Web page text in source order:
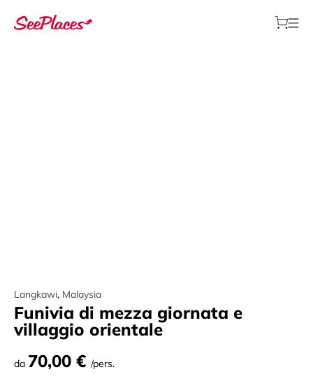
Langkawi, Malaysia
Funivia di mezza giornata e
villaggio orientale
da 70,00 € /pers.